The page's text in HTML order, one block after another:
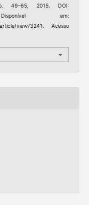
2015. DOI:
Disponível em:
article/view/3241. Acesso